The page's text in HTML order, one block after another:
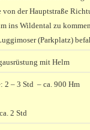
der Hauptstraße
ins Wildental zu
(Parkplatz)
mit Helm
2 – 3 Std – ca. 900 Hm
2 Std